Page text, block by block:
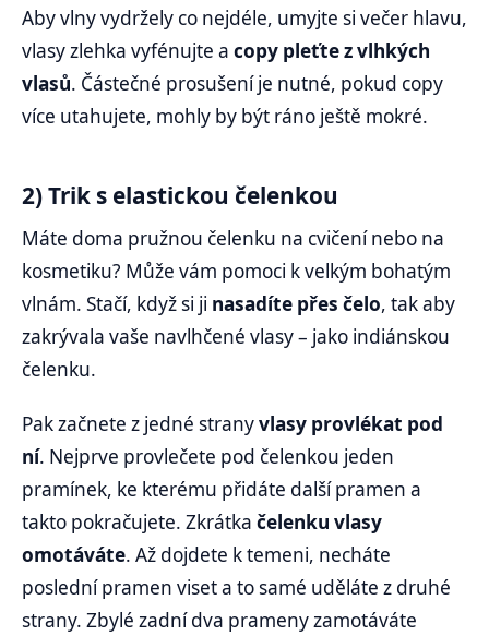
Aby vlny vydržely co nejdéle, umyjte si večer hlavu,
vlasy zlehka vyfénujte a copy pleťte z vlhkých
vlasů. Částečné prosušení je nutné, pokud copy
více utahujete, mohly by být ráno ještě mokré.
2) Trik s elastickou čelenkou
Máte doma pružnou čelenku na cvičení nebo na
kosmetiku? Může vám pomoci k velkým bohatým
vlnám. Stačí, když si ji nasadíte přes čelo, tak aby
zakrývala vaše navlhčené vlasy – jako indiánskou
čelenku.
Pak začnete z jedné stranyvlasy provlékat pod
ní. Nejprve provlečete pod čelenkou jeden
pramínek, ke kterému přidáte další pramen a
takto pokračujete. Zkrátka čelenku vlasy
omotáváte. Až dojdete k temeni, necháte
poslední pramen viset a to samé uděláte z druhé
strany. Zbylé zadní dva prameny zamotáváte